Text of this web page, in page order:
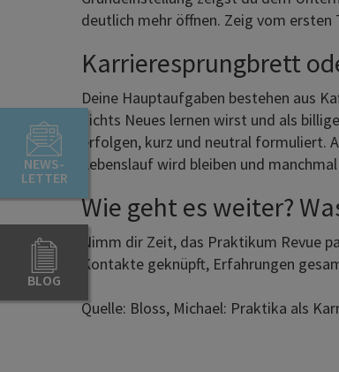
NEWS-
LETTER
BLOG
deutlich mehr öffnen. Zeig vom ersten
Karrieresprungbrett
Deine Hauptaufgaben bestehen aus
nichts Neues lernen wirst und als
erfolgen, kurz und neutral formuliert.
Lebenslauf wird bleiben und
Wie geht es weiter?
Nimm dir Zeit, das Praktikum Revue
Kontakte geknüpft, Erfahrungen
Quelle: Bloss, Michael: Praktika als